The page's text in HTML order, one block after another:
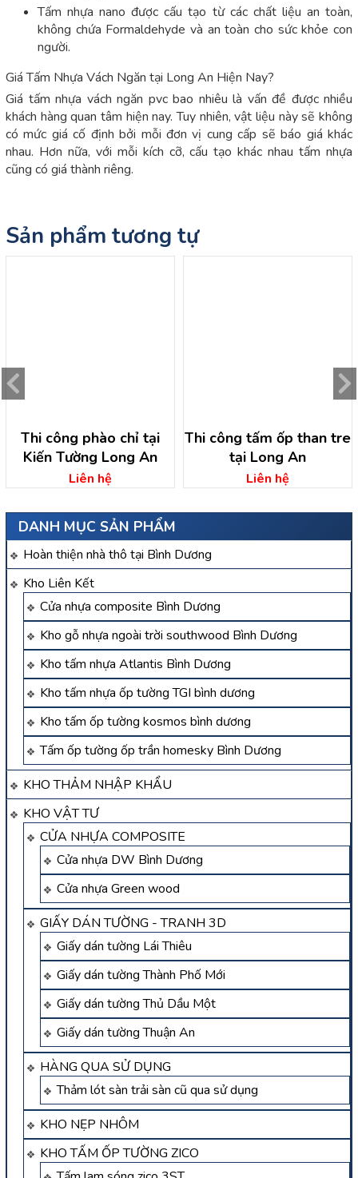
DANH MỤC SẢN PHẨM
Hoàn thiện nhà thô tại Bình Dương
Kho Liên Kết
Cửa nhựa composite Bình Dương
Kho gỗ nhựa ngoài trời southwood Bình Dương
Kho tấm nhựa Atlantis Bình Dương
Kho tấm nhựa ốp tường TGI bình dương
Kho tấm ốp tường kosmos bình dương
Tấm ốp tường ốp trần homesky Bình Dương
KHO THẢM NHẬP KHẨU
KHO VẬT TƯ
CỬA NHỰA COMPOSITE
Cửa nhựa DW Bình Dương
Cửa nhựa Green wood
GIẤY DÁN TƯỜNG - TRANH 3D
Giấy dán tường Lái Thiêu
Giấy dán tường Thành Phố Mới
Giấy dán tường Thủ Dầu Một
Giấy dán tường Thuận An
HÀNG QUA SỬ DỤNG
Thảm lót sàn trải sàn cũ qua sử dụng
KHO NẸP NHÔM
KHO TẤM ỐP TƯỜNG ZICO
Tấm nhựa nano được cấu tạo từ các chất liệu an toàn,
không chứa Formaldehyde và an toàn cho sức khỏe con
người.
Giá Tấm Nhựa Vách Ngăn tại Long An Hiện Nay?
Giá tấm nhựa vách ngăn pvc bao nhiêu là vấn đề được nhiều
khách hàng quan tâm hiện nay. Tuy nhiên, vật liệu này sẽ không
có mức giá cố định bởi mỗi đơn vị cung cấp sẽ báo giá khác
nhau. Hơn nữa, với mỗi kích cỡ, cấu tạo khác nhau tấm nhựa
cũng có giá thành riêng.
Sản phẩm tương tự
Thi công phào chỉ tại
Kiến Tường Long An
Liên hệ
Thi công tấm ốp than tre
tại Long An
Liên hệ